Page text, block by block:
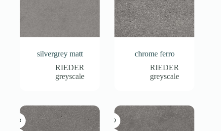
silvergrey matt
RIEDER
greyscale
chrome ferro
RIEDER
greyscale